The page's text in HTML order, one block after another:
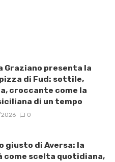
Graziano presenta la
di Fud: sottile,
croccante come la
di un tempo
0
giusto di Aversa: la
come scelta quotidiana,